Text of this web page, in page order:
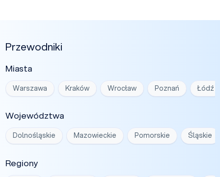
Przewodniki
Miasta
Warszawa Kraków Wrocław Poznań Łódź
Województwa
Dolnośląskie Mazowieckie Pomorskie Śląskie
Regiony